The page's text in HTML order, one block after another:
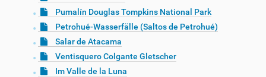
Pumalín Douglas Tompkins National Park
Petrohué-Wasserfälle (Saltos de Petrohué)
Salar de Atacama
Ventisquero Colgante Gletscher
Im Valle de la Luna